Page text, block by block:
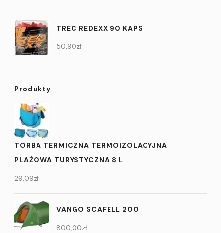
TREC REDEXX 90 KAPS
50,90zł
Produkty
TORBA TERMICZNA TERMOIZOLACYJNA
PLAŻOWA TURYSTYCZNA 8 L
29,09zł
VANGO SCAFELL 200
800,00zł